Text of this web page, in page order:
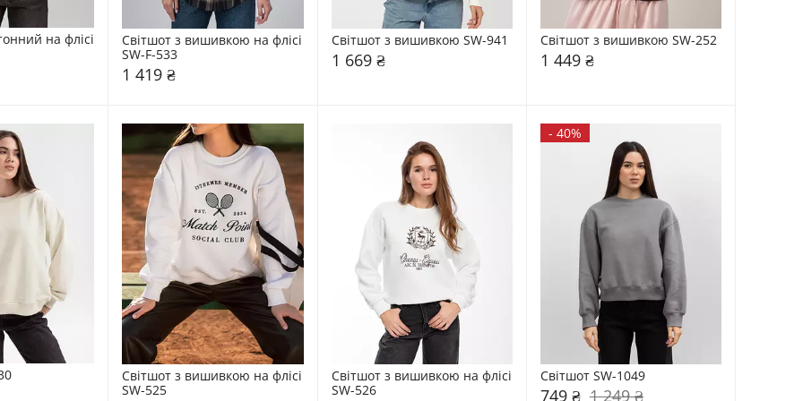
на флісі
Світшот з вишивкою на флісі
SW-F-533
1 419 ₴
Світшот з вишивкою SW-941
1 669 ₴
Світшот з вишивкою SW-252
1 449 ₴
Світшот з вишивкою на флісі
SW-525
Світшот з вишивкою на флісі
SW-526
- 40%
Світшот SW-1049
749 ₴ 1 249 ₴